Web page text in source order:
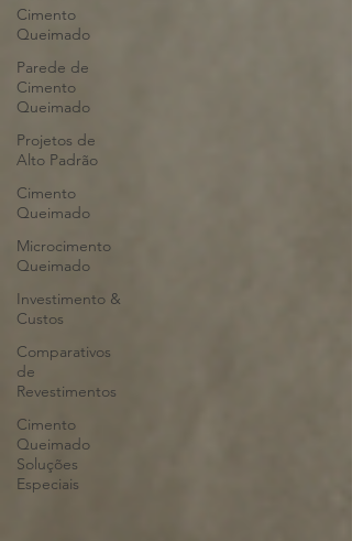
Cimento
Queimado
Parede de
Cimento
Queimado
Projetos de
Alto Padrão
Cimento
Queimado
Microcimento
Queimado
Investimento &
Custos
Comparativos
de
Revestimentos
Cimento
Queimado
Soluções
Especiais